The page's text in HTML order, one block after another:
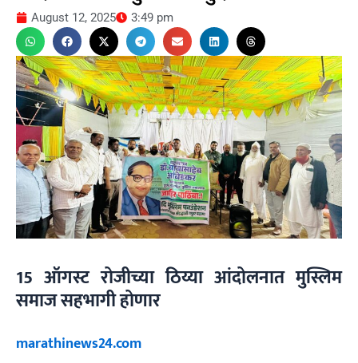
August 12, 2025 3:49 pm
15 ऑगस्ट रोजीच्या ठिय्या आंदोलनात मुस्लिम
समाज सहभागी होणार
marathinews24.com